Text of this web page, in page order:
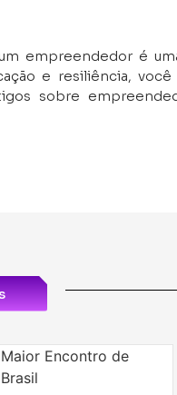
empreendedor é
e resiliência,
sobre